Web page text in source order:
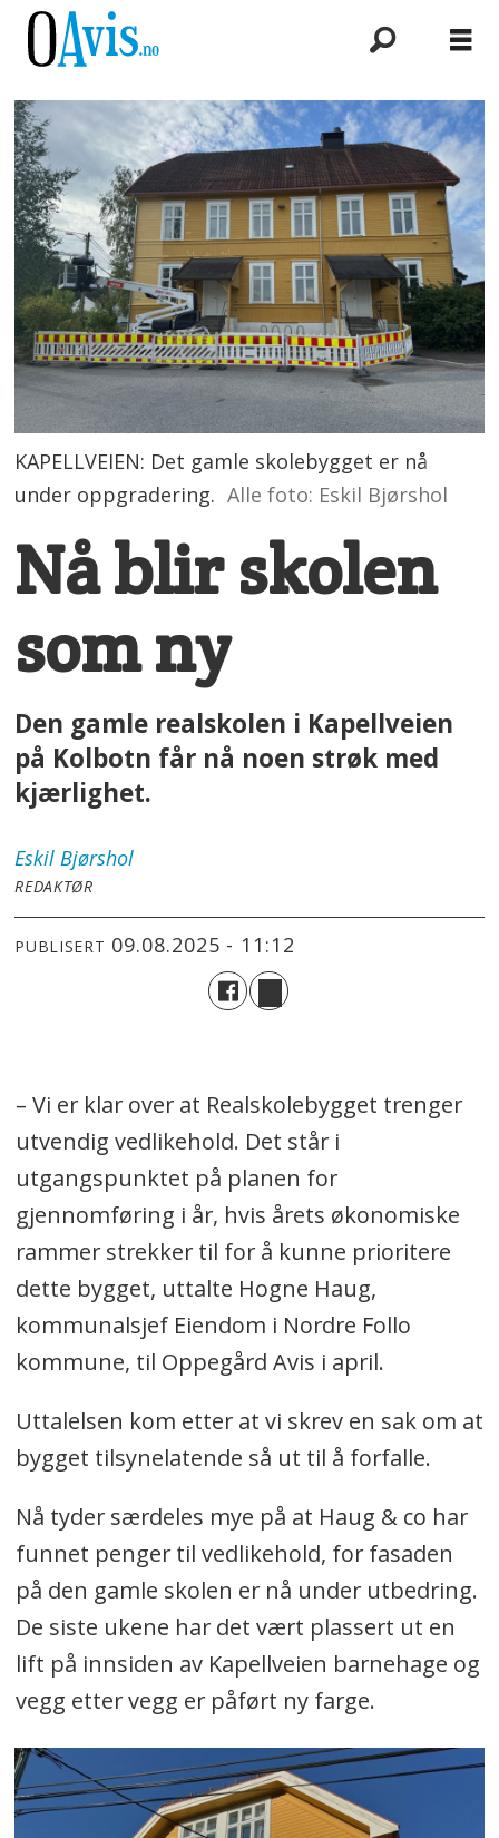
KAPELLVEIEN: Det gamle skolebygget er nå
under oppgradering. Alle foto: Eskil Bjørshol
Nå blir skolen
som ny
Den gamle realskolen i Kapellveien
på Kolbotn får nå noen strøk med
kjærlighet.
Eskil Bjørshol
REDAKTØR
PUBLISERT 09.08.2025 - 11:12
– Vi er klar over at Realskolebygget trenger
utvendig vedlikehold. Det står i
utgangspunktet på planen for
gjennomføring i år, hvis årets økonomiske
rammer strekker til for å kunne prioritere
dette bygget, uttalte Hogne Haug,
kommunalsjef Eiendom i Nordre Follo
kommune, til Oppegård Avis i april.
Uttalelsen kom etter at vi skrev en sak om at
bygget tilsynelatende så ut til å forfalle.
Nå tyder særdeles mye på at Haug & co har
funnet penger til vedlikehold, for fasaden
på den gamle skolen er nå under utbedring.
De siste ukene har det vært plassert ut en
lift på innsiden av Kapellveien barnehage og
vegg etter vegg er påført ny farge.